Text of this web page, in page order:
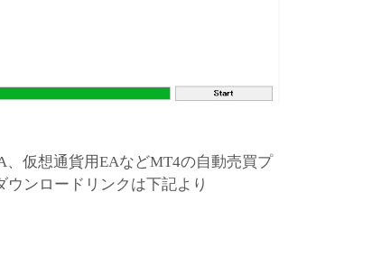
仮想通貨用EAなどMT4の自動売買プ
ンロードリンクは下記より